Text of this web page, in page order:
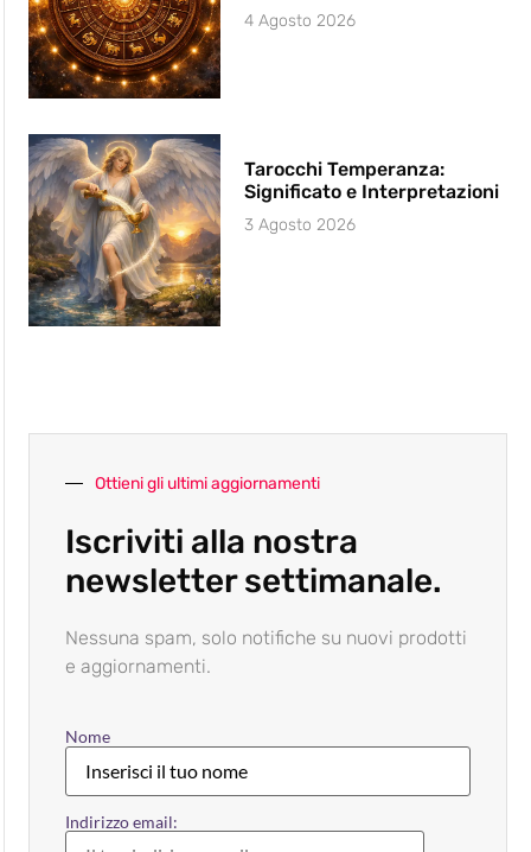
4 Agosto 2026
Tarocchi Temperanza:
Significato e Interpretazioni
3 Agosto 2026
Ottieni gli ultimi aggiornamenti
Iscriviti alla nostra
newsletter settimanale.
Nessuna spam, solo notifiche su nuovi prodotti
e aggiornamenti.
Nome
Indirizzo email: